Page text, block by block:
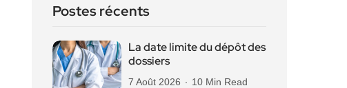
Postes récents
La date limite du dépôt des
dossiers
7 Août 2026 10 Min Read